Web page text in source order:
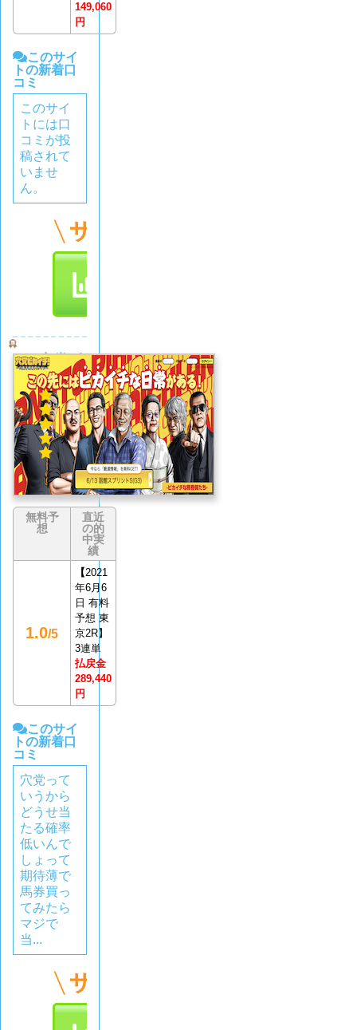
149,060
円
このサイ
トの新着口
コミ
このサイ
トには口
コミが投
稿されて
いませ
ん。
穴党ピ
カイチ
5.0 (1
件)
無料予
想
直近
の的
中実
績
1.0/5
【2021
年6月6
日 有料
予想 東
京2R】
3連単
払戻金
289,440
円
このサイ
トの新着口
コミ
穴党って
いうから
どうせ当
たる確率
低いんで
しょって
期待薄で
馬券買っ
てみたら
マジで
当...